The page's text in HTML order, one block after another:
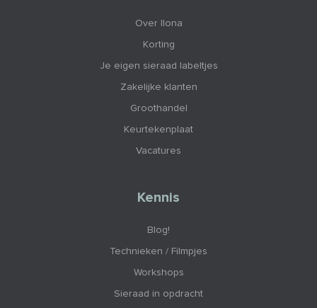
Over Ilona
Korting
Je eigen sieraad labeltjes
Zakelijke klanten
Groothandel
Keurtekenplaat
Vacatures
Kennis
Blog!
Technieken / Filmpjes
Workshops
Sieraad in opdracht